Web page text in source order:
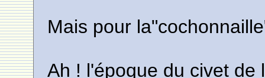
Mais pour
Ah ! l'époque du civet de